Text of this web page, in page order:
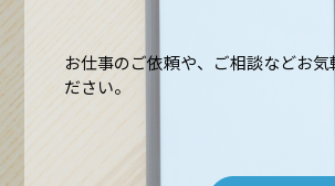
お仕事のご依頼や、ご相談などお気
ださい。